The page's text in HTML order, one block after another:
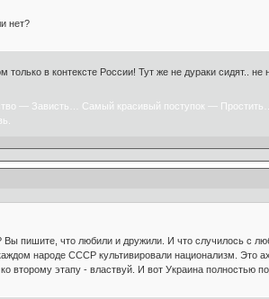
нет?
в контексте России! Тут же не дураки сидят.. не
— Зависть… Самый красивый поступок —
Вы пишите, что любили и дружили. И что случилось с
народе СССР культивировали национализм. Это
второму этапу - властвуй. И вот Украина полностью